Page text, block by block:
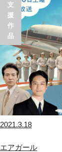
2021.3.18
エアガール
支
援
作
品